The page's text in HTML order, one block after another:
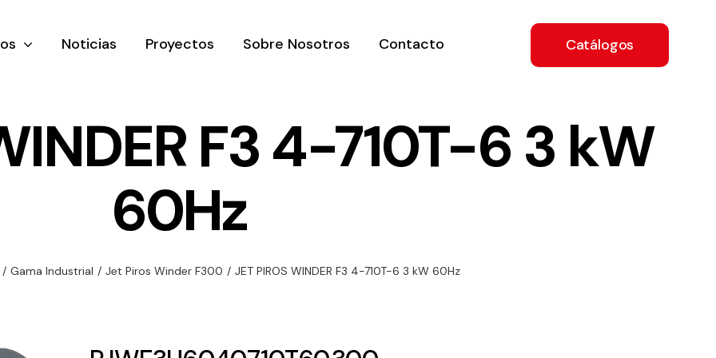
gama
Ventilación
Amplia gama de
equipos de
Variedad de
necesidades.
Noticias Proyectos Sobre Nosotros Contacto Catálogos
F3 4-710T-6 3 kW
60Hz
/ Gama Industrial / Jet Piros Winder F300 / JET PIROS WINDER F3 4-710T-6 3 kW 60Hz